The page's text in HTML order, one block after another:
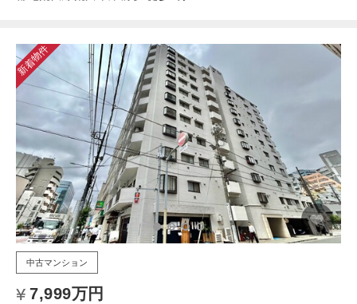
新着物件
中古マンション
7,999万円